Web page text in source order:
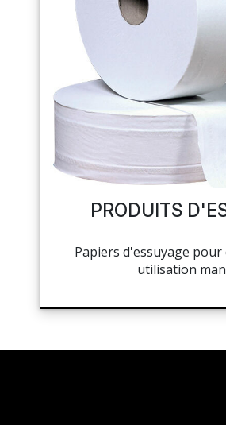
BOULANGERIE
PÂTISSERIE
SUCRE ET GLACE
LA BOUTIQUE
ET MANUTENTION
HYGIÈNE ET ENTRETIEN
LIBRAIRIE
COCKTAILS ET BUFFETS
NAPPAGE ET SERVIETTES
CUISSON ET PRÉPARATION
HYGIÈNE
MON COMPTE
MES LISTES
MA COMMANDE
RÉSEAUX SOCIAUX
PRODUITS
Papiers d'essuyage
utilisation